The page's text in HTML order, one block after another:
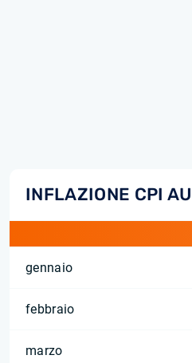
INFLAZIONE CPI
gennaio
febbraio
marzo